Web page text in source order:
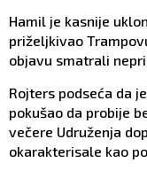
Hamil je kasnije
priželjkivao
objavu smatrali
Rojters podseća da
pokušao da probije
večere Udruženja
okarakterisale kao